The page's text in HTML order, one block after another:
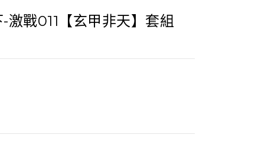
戰011【玄甲非天】套組